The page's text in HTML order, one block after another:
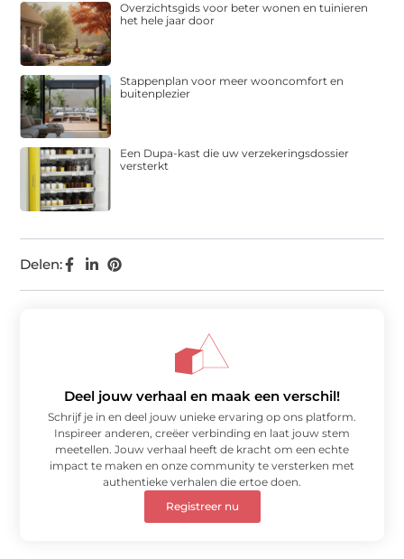
Delen:
Overzichtsgids voor beter wonen en tuinieren
het hele jaar door
Stappenplan voor meer wooncomfort en
buitenplezier
Een Dupa-kast die uw verzekeringsdossier
versterkt
Deel jouw verhaal en maak een verschil!
Schrijf je in en deel jouw unieke ervaring op ons platform.
Inspireer anderen, creëer verbinding en laat jouw stem
meetellen. Jouw verhaal heeft de kracht om een echte
impact te maken en onze community te versterken met
authentieke verhalen die ertoe doen.
Registreer nu